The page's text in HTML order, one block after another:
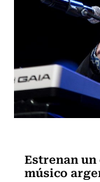
Estrenan
músico